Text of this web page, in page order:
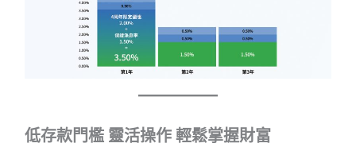
低存款門檻 靈活操作 輕鬆掌握財富